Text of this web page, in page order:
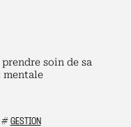
soin de sa
mentale
# GESTION